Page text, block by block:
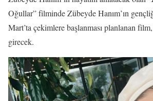
Oğullar” filminde Zübeyde Hanım’ın
Mart’ta çekimlere başlanması planlanan
girecek.